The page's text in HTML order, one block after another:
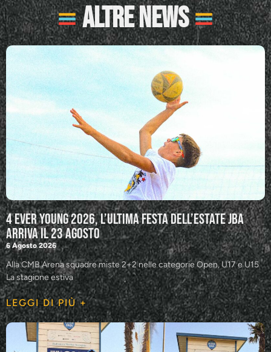
Altre News
4 Ever Young 2026, l’ultima festa dell’estate JBA
arriva il 23 agosto
6 Agosto 2026
Alla CMB Arena squadre miste 2+2 nelle categorie Open, U17 e U15
La stagione estiva
LEGGI DI PIÙ +